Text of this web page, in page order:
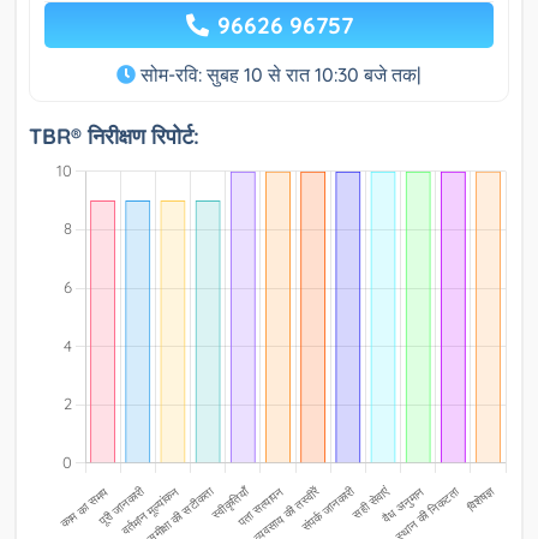
96626 96757
सोम-रवि: सुबह 10 से रात 10:30 बजे तक|
TBR® निरीक्षण रिपोर्ट: